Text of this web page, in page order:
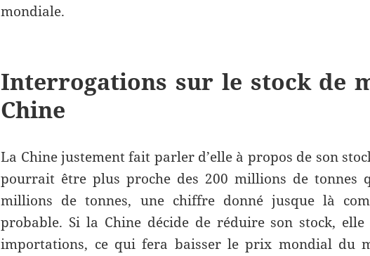
mondiale.
Interrogations sur le stock de
Chine
La Chine justement fait parler d’elle à propos de son
pourrait être plus proche des 200 millions de tonnes
millions de tonnes, une chiffre donné jusque là
probable. Si la Chine décide de réduire son stock, elle
importations, ce qui fera baisser le prix mondial du